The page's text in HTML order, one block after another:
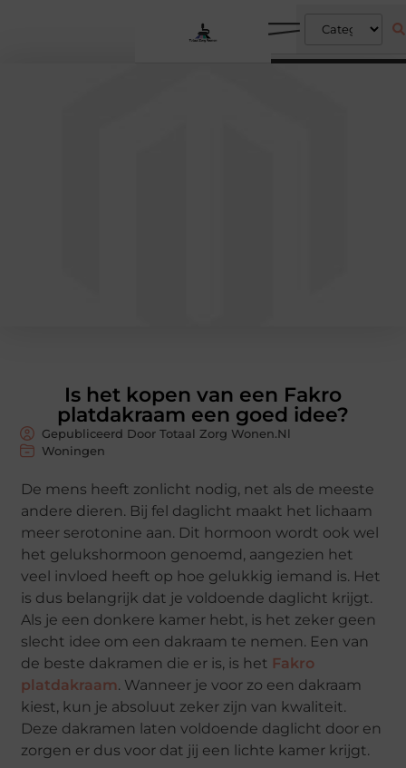
Is het kopen van een Fakro
platdakraam een goed idee?
Gepubliceerd Door Totaal Zorg Wonen.nl
Woningen
De mens heeft zonlicht nodig, net als de meeste
andere dieren. Bij fel daglicht maakt het lichaam
meer serotonine aan. Dit hormoon wordt ook wel
het gelukshormoon genoemd, aangezien het
veel invloed heeft op hoe gelukkig iemand is. Het
is dus belangrijk dat je voldoende daglicht krijgt.
Als je een donkere kamer hebt, is het zeker geen
slecht idee om een dakraam te nemen. Een van
de beste dakramen die er is, is het Fakro
platdakraam. Wanneer je voor zo een dakraam
kiest, kun je absoluut zeker zijn van kwaliteit.
Deze dakramen laten voldoende daglicht door en
zorgen er dus voor dat jij een lichte kamer krijgt.